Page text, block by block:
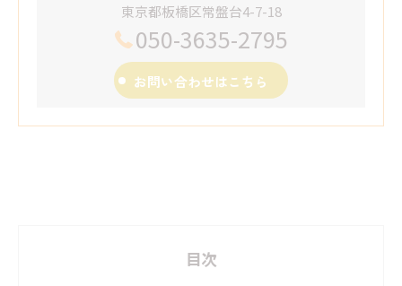
東京都板橋区常盤台4-7-18
050-3635-2795
お問い合わせはこちら
目次